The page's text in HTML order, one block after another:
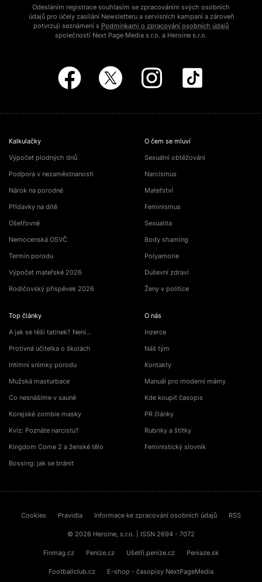
Odesláním registrace souhlasím se zpracováním svých osobních
údajů pro účely zasílání Newsletteru a servisních kampaní a zároveň
potvrzuji seznámení s Podmínkami o zpracování osobních údajů
společností Next Page Media s.r.o. a Heroine s.r.o.
Kalkulačky
Výpočet plodných dnů
Podpora v nezaměstnanosti
Nárok na porodné
Přídavky na dítě
Ošetřovné
Nemocenská OSVČ
Termín porodu
Výpočet mateřské 2026
Rodičovský příspěvek 2026
Top články
A jak se těší tatínek? Není…
Protivná učitelka o školách
Intimní snímky porodu
Mužská masturbace
Co nesnášíme v sauně
Korejské zombie masky
Kvíz: Poznáte narcistu?
Kingdom Come 2 a ženské tělo
Bossing: jak se bránit
O čem se mluví
Sexuální obtěžování
Narcismus
Mateřství
Feminismus
Sexualita
Body shaming
Polyamorie
Duševní zdraví
Ženy v politice
O nás
Inzerce
Náš tým
Kontakty
Manuál pro moderní mámy
Kde koupit časopis
PR články
Rubriky a štítky
Feministický slovník
Cookies Pravidla Informace ke zpracování osobních údajů RSS
© 2026 Heroine, s.r.o. | ISSN 2694 - 7072
Finmag.cz Peníze.cz Ušetři.peníze.cz Peniaze.sk
Footballclub.cz E-shop - časopisy NextPageMedia